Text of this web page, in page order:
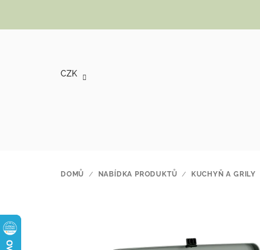
CZK
DOMŮ / NABÍDKA PRODUKTŮ / KUCHYŇ A GRILY